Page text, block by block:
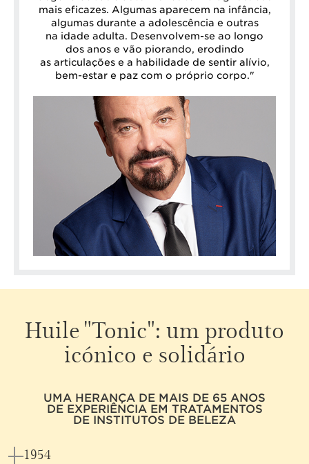
mais eficazes. Algumas aparecem na infância,
algumas durante a adolescência e outras
na idade adulta. Desenvolvem-se ao longo
dos anos e vão piorando, erodindo
as articulações e a habilidade de sentir alívio,
bem-estar e paz com o próprio corpo."
Huile "Tonic": um produto
icónico e solidário
UMA HERANÇA DE MAIS DE 65 ANOS
DE EXPERIÊNCIA EM TRATAMENTOS
DE INSTITUTOS DE BELEZA
1954